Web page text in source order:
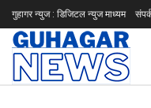
गुहागर न्युज : डिजिटल न्युज माध्यम